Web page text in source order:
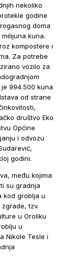
nekoliko
godine
doma
kuna.
kompostere i
Za potrebe
vozilo za
994.500 kuna
od strane
društvo Eko
Općine
i odvozu
godini.
među kojima
su gradnja
kod groblja u
tzv.
u Oroliku
u
Nikole Tesle i